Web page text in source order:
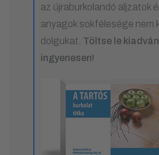
az újraburkolandó aljzatok
anyagok sokfélesége nem
dolgukat. Töltse le
ingyenesen!